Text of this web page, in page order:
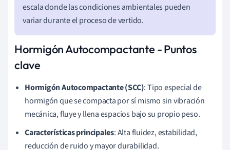
escala donde las condiciones ambientales pueden
variar durante el proceso de vertido.
Hormigón Autocompactante - Puntos
clave
Hormigón Autocompactante (SCC): Tipo especial de
hormigón que se compacta por sí mismo sin vibración
mecánica, fluye y llena espacios bajo su propio peso.
Características principales: Alta fluidez, estabilidad,
reducción de ruido y mayor durabilidad.